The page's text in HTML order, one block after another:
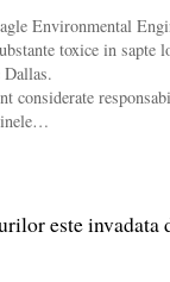
Environmental
toxice in
considerate
este invadata